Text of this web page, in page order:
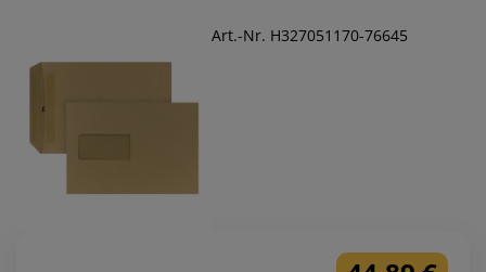
Art.-Nr. H327051170-76645